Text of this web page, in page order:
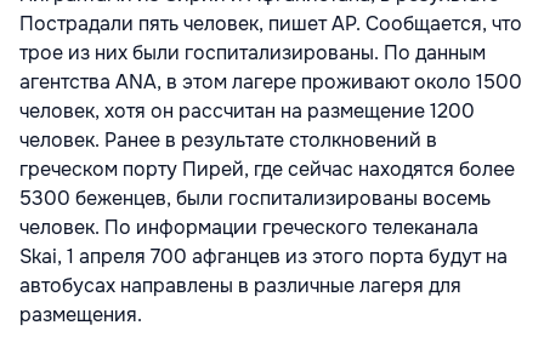
Пострадали пять человек, пишет AP. Сообщается, что
трое из них были госпитализированы. По данным
агентства ANA, в этом лагере проживают около 1500
человек, хотя он рассчитан на размещение 1200
человек. Ранее в результате столкновений в
греческом порту Пирей, где сейчас находятся более
5300 беженцев, были госпитализированы восемь
человек. По информации греческого телеканала
Skai, 1 апреля 700 афганцев из этого порта будут на
автобусах направлены в различные лагеря для
размещения.